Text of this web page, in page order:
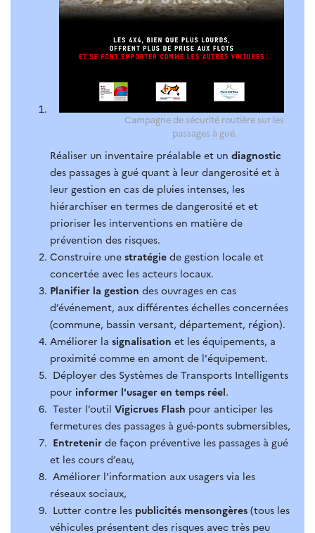
Campagne de sécurité routière sur les
passages à gué.
Réaliser un inventaire préalable et un diagnostic
des passages à gué quant à leur dangerosité et à
leur gestion en cas de pluies intenses, les
hiérarchiser en termes de dangerosité et et
prioriser les interventions en matière de
prévention des risques.
Construire une stratégie de gestion locale et
concertée avec les acteurs locaux.
Planifier la gestion des ouvrages en cas
d’événement, aux différentes échelles concernées
(commune, bassin versant, département, région).
Améliorer la signalisation et les équipements, a
proximité comme en amont de l'équipement.
Déployer des Systèmes de Transports Intelligents
pour informer l'usager en temps réel.
Tester l’outil Vigicrues Flash pour anticiper les
fermetures des passages à gué-ponts submersibles,
Entretenir de façon préventive les passages à gué
et les cours d’eau,
Améliorer l’information aux usagers via les
réseaux sociaux,
Lutter contre les publicités mensongères (tous les
véhicules présentent des risques avec très peu